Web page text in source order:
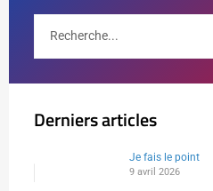
Derniers articles
Je fais le point
9 avril 2026